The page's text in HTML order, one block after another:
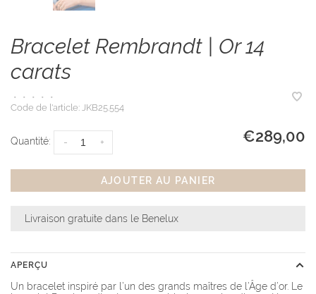
Bracelet Rembrandt | Or 14
carats
• • • •
•
Code de l'article: JKB25.554
Quantité: +
- €289,00
AJOUTER AU PANIER
Livraison gratuite dans le Benelux
APERÇU
Un bracelet inspiré par l’un des grands maîtres de l’Âge d’or. Le